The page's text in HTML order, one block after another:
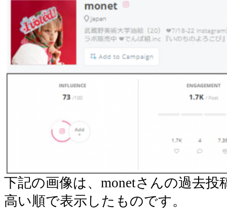
下記の画像は、monetさんの過去
高い順で表示したものです。